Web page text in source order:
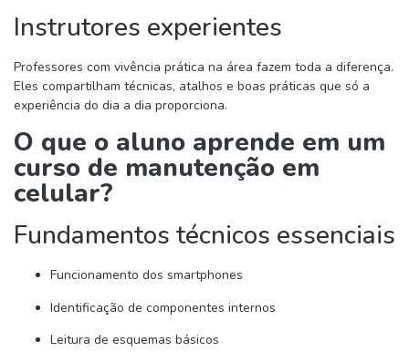
Instrutores experientes
Professores com vivência prática na área fazem toda a diferença.
Eles compartilham técnicas, atalhos e boas práticas que só a
experiência do dia a dia proporciona.
O que o aluno aprende em um
curso de manutenção em
celular?
Fundamentos técnicos essenciais
Funcionamento dos smartphones
Identificação de componentes internos
Leitura de esquemas básicos